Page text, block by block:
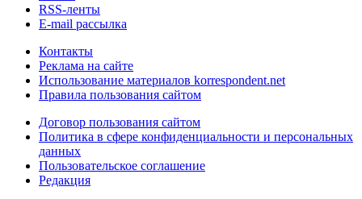
RSS-ленты
E-mail рассылка
Контакты
Реклама на сайте
Использование материалов korrespondent.net
Правила пользования сайтом
Договор пользования сайтом
Политика в сфере конфиденциальности и персональных
данных
Пользовательское соглашение
Редакция